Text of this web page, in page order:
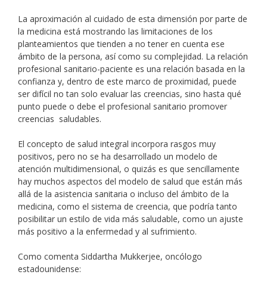
La aproximación al cuidado de esta dimensión por parte de
la medicina está mostrando las limitaciones de los
planteamientos que tienden a no tener en cuenta ese
ámbito de la persona, así como su complejidad. La relación
profesional sanitario-paciente es una relación basada en la
confianza y, dentro de este marco de proximidad, puede
ser difícil no tan solo evaluar las creencias, sino hasta qué
punto puede o debe el profesional sanitario promover
creencias saludables.
El concepto de salud integral incorpora rasgos muy
positivos, pero no se ha desarrollado un modelo de
atención multidimensional, o quizás es que sencillamente
hay muchos aspectos del modelo de salud que están más
allá de la asistencia sanitaria o incluso del ámbito de la
medicina, como el sistema de creencia, que podría tanto
posibilitar un estilo de vida más saludable, como un ajuste
más positivo a la enfermedad y al sufrimiento.
Como comenta Siddartha Mukkerjee, oncólogo
estadounidense: